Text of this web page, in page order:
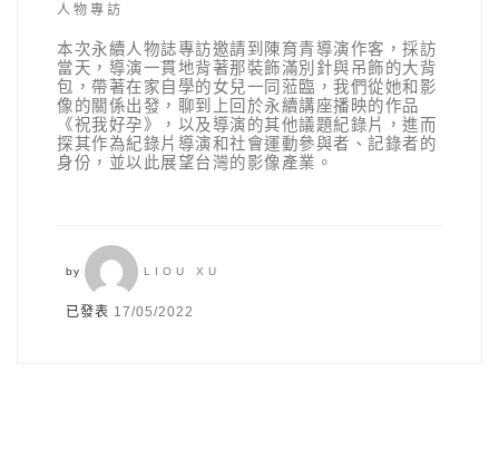
人物專訪
本次永續人物誌專訪邀請到陳育青導演作客，採訪
當天，導演一貫地背著那裝飾滿別針與吊飾的大背
包，帶著在家自學的女兒一同蒞臨，我們從她和影
像的關係出發，聊到上回於永續講座播映的作品
《祝我好孕》，以及導演的其他議題紀錄片，進而
探其作為紀錄片導演和社會運動參與者、記錄者的
身份，並以此展望台灣的影像產業。
by LIOU XU
已發表 17/05/2022